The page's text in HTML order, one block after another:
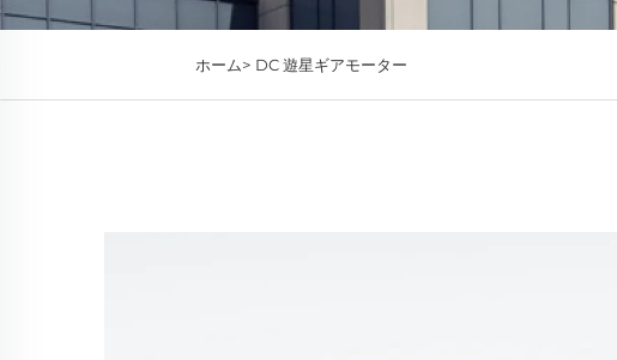
ホーム> DC 遊星ギアモーター